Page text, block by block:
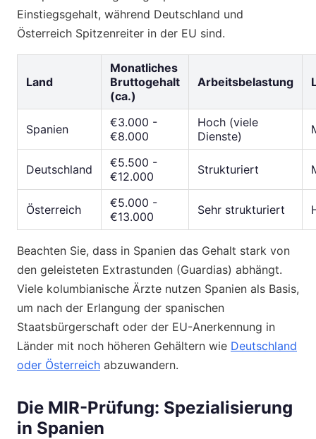
Einstiegsgehalt, während Deutschland und
Österreich Spitzenreiter in der EU sind.
Land
Monatliches
Bruttogehalt
(ca.)
Arbeitsbelastung
Spanien
€3.000 -
€8.000
Hoch (viele
Dienste)
Deutschland
€5.500 -
€12.000
Strukturiert
Österreich
€5.000 -
€13.000
Sehr strukturiert
Beachten Sie, dass in Spanien das Gehalt stark von
den geleisteten Extrastunden (Guardias) abhängt.
Viele kolumbianische Ärzte nutzen Spanien als Basis,
um nach der Erlangung der spanischen
Staatsbürgerschaft oder der EU-Anerkennung in
Länder mit noch höheren Gehältern wie Deutschland
oder Österreich abzuwandern.
Die MIR-Prüfung: Spezialisierung
in Spanien